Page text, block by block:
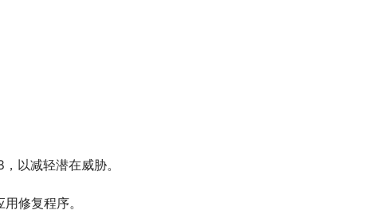
以减轻潜在威胁。
修复程序。